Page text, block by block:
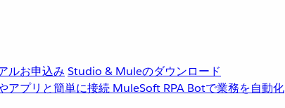
ルお申込み Studio & Muleのダウンロード
アプリと簡単に接続 MuleSoft RPA Botで業務を自動化